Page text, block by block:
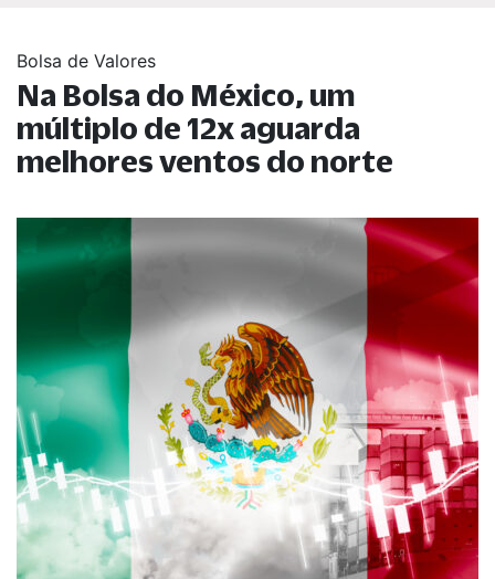
Bolsa de Valores
Na Bolsa do México, um
múltiplo de 12x aguarda
melhores ventos do norte